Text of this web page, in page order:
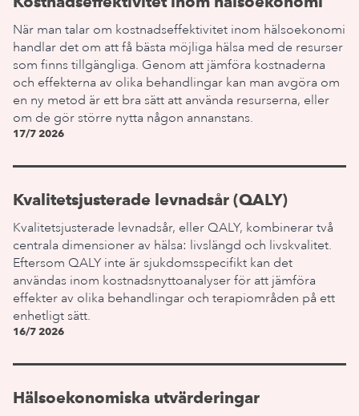
När man talar om kostnadseffektivitet inom hälsoekonomi
handlar det om att få bästa möjliga hälsa med de resurser
som finns tillgängliga. Genom att jämföra kostnaderna
och effekterna av olika behandlingar kan man avgöra om
en ny metod är ett bra sätt att använda resurserna, eller
om de gör större nytta någon annanstans.
17/7 2026
Kvalitetsjusterade levnadsår (QALY)
Kvalitetsjusterade levnadsår, eller QALY, kombinerar två
centrala dimensioner av hälsa: livslängd och livskvalitet.
Eftersom QALY inte är sjukdomsspecifikt kan det
användas inom kostnadsnyttoanalyser för att jämföra
effekter av olika behandlingar och terapiområden på ett
enhetligt sätt.
16/7 2026
Hälsoekonomiska utvärderingar